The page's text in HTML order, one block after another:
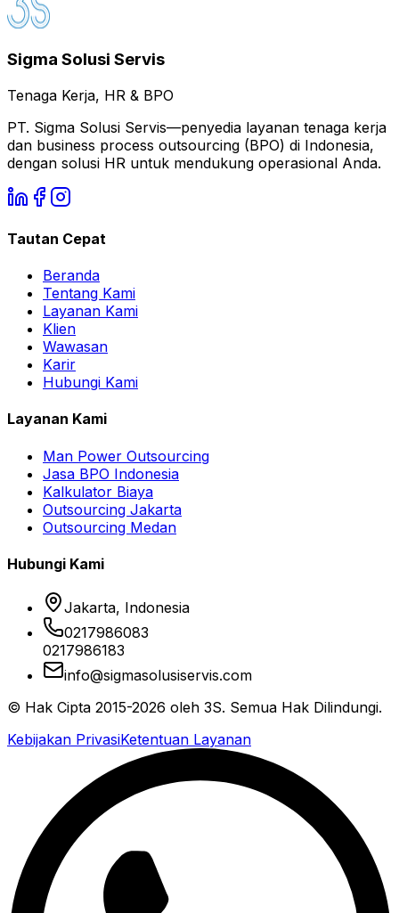
Sigma Solusi Servis
Tenaga Kerja, HR & BPO
PT. Sigma Solusi Servis—penyedia layanan tenaga kerja
dan business process outsourcing (BPO) di Indonesia,
dengan solusi HR untuk mendukung operasional Anda.
Tautan Cepat
Beranda
Tentang Kami
Layanan Kami
Klien
Wawasan
Karir
Hubungi Kami
Layanan Kami
Man Power Outsourcing
Jasa BPO Indonesia
Kalkulator Biaya
Outsourcing Jakarta
Outsourcing Medan
Hubungi Kami
Jakarta, Indonesia
0217986083
0217986183
info@sigmasolusiservis.com
© Hak Cipta 2015-2026 oleh 3S. Semua Hak Dilindungi.
Kebijakan PrivasiKetentuan Layanan